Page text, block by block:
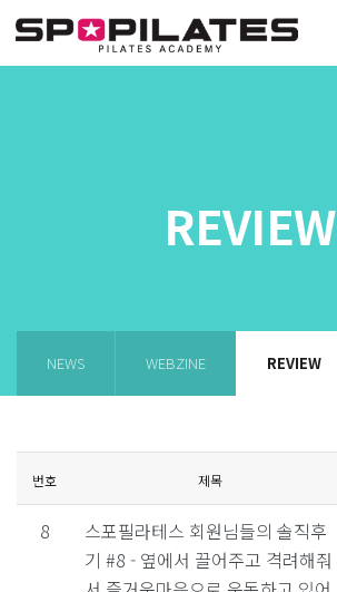
REVIEW
NEWS WEBZINE REVIEW
번호 제목
8
스포필라테스 회원님들의 솔직후
기 #8 - 옆에서 끌어주고 격려해줘